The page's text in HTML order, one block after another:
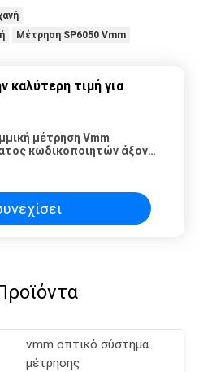
Μέτρηση SP6050 Vmm
καλύτερη τιμή για
μέτρηση Vmm
κωδικοποιητών άξονα
vmm οπτικό σύστημα
μέτρησης